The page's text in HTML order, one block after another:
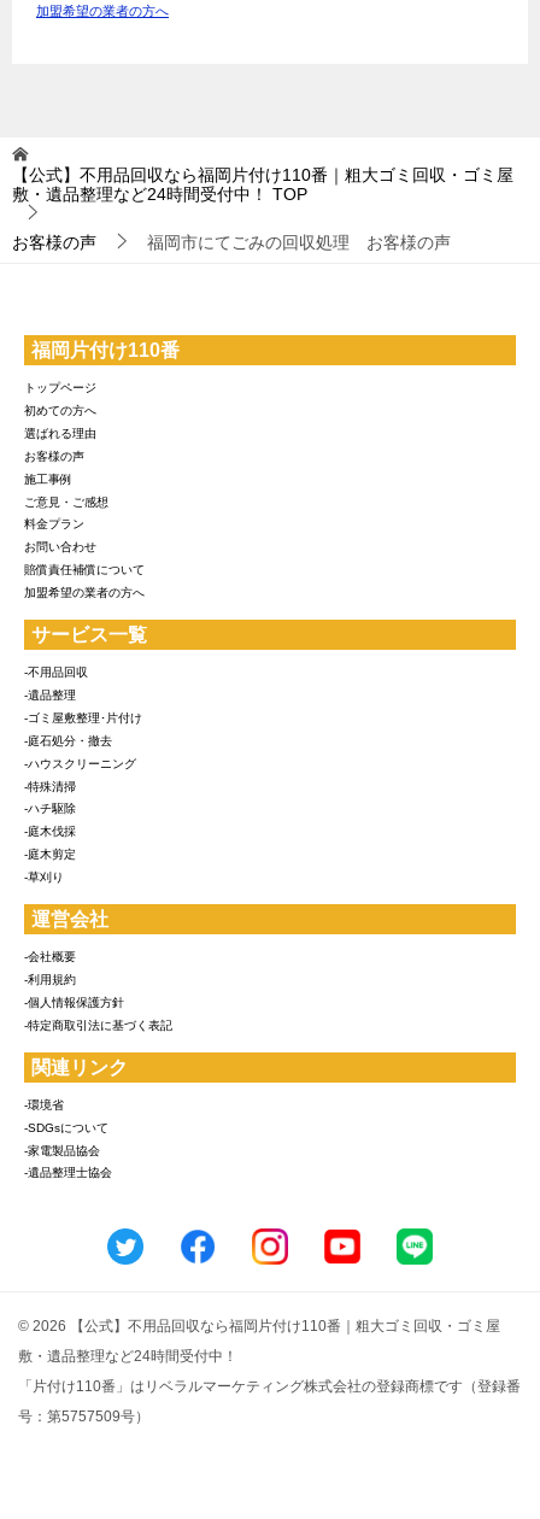
加盟希望の業者の方へ
【公式】不用品回収なら福岡片付け110番｜粗大ゴミ回収・ゴミ屋
敷・遺品整理など24時間受付中！
TOP
お客様の声 福岡市にてごみの回収処理 お客様の声
福岡片付け110番
トップページ
初めての方へ
選ばれる理由
お客様の声
施工事例
ご意見・ご感想
料金プラン
お問い合わせ
賠償責任補償について
加盟希望の業者の方へ
サービス一覧
-不用品回収
-遺品整理
-ゴミ屋敷整理･片付け
-庭石処分・撤去
-ハウスクリーニング
-特殊清掃
-ハチ駆除
-庭木伐採
-庭木剪定
-草刈り
運営会社
-会社概要
-利用規約
-個人情報保護方針
-特定商取引法に基づく表記
関連リンク
-環境省
-SDGsについて
-家電製品協会
-遺品整理士協会
© 2026 【公式】不用品回収なら福岡片付け110番｜粗大ゴミ回収・ゴミ屋
敷・遺品整理など24時間受付中！
「片付け110番」はリベラルマーケティング株式会社の登録商標です（登録番
号：第5757509号）